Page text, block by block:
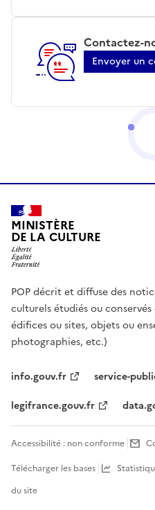
Contactez-
Envoyer un
MINISTÈRE
DE LA CULTURE
POP décrit et diffuse des
culturels étudiés ou
édifices ou sites, objets ou
photographies, etc.)
info.gouv.fr
service-
legifrance.gouv.fr
Accessibilité : non conforme
Télécharger les bases
du site